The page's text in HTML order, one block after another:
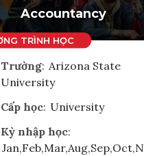
Accountancy
Trường: Arizona State
University
Cấp học: University
Kỳ nhập học:
Jan,Feb,Mar,Aug,Sep,Oct,N